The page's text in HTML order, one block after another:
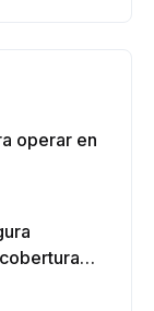
operar en